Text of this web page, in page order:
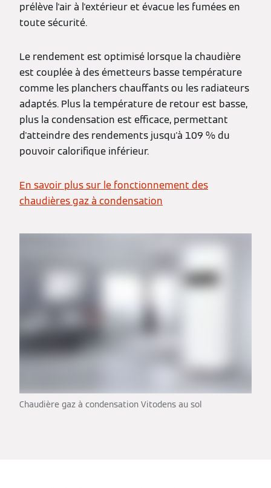
prélève l'air à l'extérieur et évacue les fumées en
toute sécurité.
Le rendement est optimisé lorsque la chaudière
est couplée à des émetteurs basse température
comme les planchers chauffants ou les radiateurs
adaptés. Plus la température de retour est basse,
plus la condensation est efficace, permettant
d'atteindre des rendements jusqu'à 109 % du
pouvoir calorifique inférieur.
En savoir plus sur le fonctionnement des
chaudières gaz à condensation
Chaudière gaz à condensation Vitodens au sol